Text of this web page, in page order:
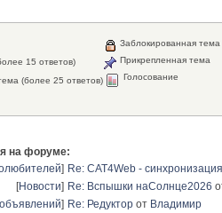
15 ответов)
(более 25 ответов)
Заблокированная тема
Прикрепленная тема
Голосование
на форуме:
] Re: CAT4Web -
[Новости] Re: Вспышки наСолнце2026
] Re: Редуктор от Владимир